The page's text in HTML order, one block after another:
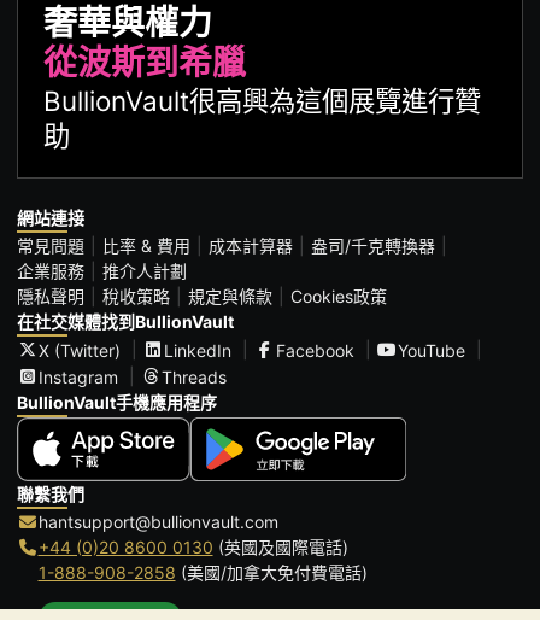
奢華與權力
從波斯到希臘
BullionVault很高興為這個展覽進行贊
助
網站連接
常見問題
比率 & 費用 成本計算器
盎司/千克轉換器
企業服務
推介人計劃
隱私聲明
稅收策略 規定與條款
Cookies政策
在社交媒體找到BullionVault
X (Twitter)
LinkedIn Facebook
YouTube
Instagram
Threads
BullionVault手機應用程序
聯繫我們
hantsupport@bullionvault.com
+44 (0)20 8600 0130 (英國及國際電話)
1-888-908-2858 (美國/加拿大免付費電話)